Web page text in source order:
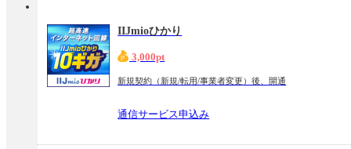
IIJmioひかり
3,000pt
新規契約（新規/転用/事業者変更）後、開通
通信サービス申込み